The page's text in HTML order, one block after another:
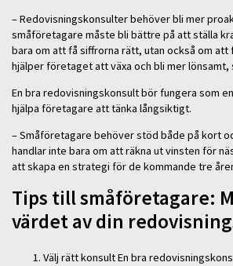
– Redovisningskonsulter behöver bli mer
småföretagare måste bli bättre på att ställa
bara om att få siffrorna rätt, utan också om att
hjälper företaget att växa och bli mer lönsamt,
En bra redovisningskonsult bör fungera som
hjälpa företagare att tänka långsiktigt.
– Småföretagare behöver stöd både på kort
handlar inte bara om att räkna ut vinsten för
att skapa en strategi för de kommande tre
Tips till småföretagare:
värdet av din
Välj rätt konsult En bra